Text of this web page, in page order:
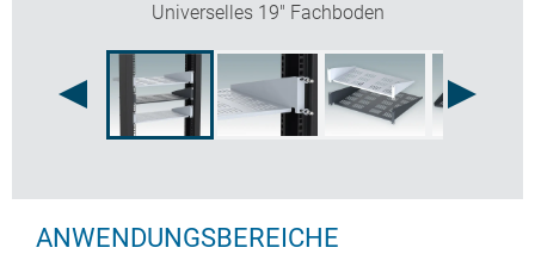
Universelles 19" Fachboden
ANWENDUNGSBEREICHE